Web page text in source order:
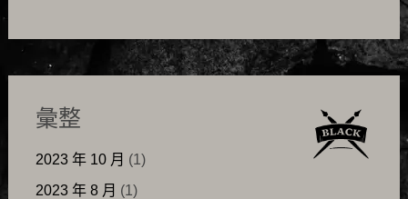
彙整
2023 年 10 月 (1)
2023 年 8 月 (1)